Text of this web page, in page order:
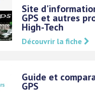
Site
GPS et autres
High-Tech
Découvrir la fiche
Guide et
GPS